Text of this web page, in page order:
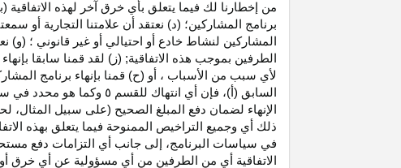
من إخطارنا لك فيما يتعلق بأي خرق آخر لهذه
برنامج المشاركين؛ (د) نعتقد أن علامتنا التجارية
المشاركين لنشاط خادع أو احتيالي أو غير قانوني ؛ (و)
الطرفين بموجب هذه الاتفاقية; (ز) لقد قمنا سابقا
لأي سبب من الأسباب ، أو (ح) قمنا بإنهاء برنامج
السابق (أ)، فإن أي
الإنهاء لضمان دفع المبلغ الصحيح (على سبيل المثال،
ذلك أي وجميع التراخيص الممنوحة فيما يتعلق بهذه
في سياسات البرنامج، إلى جانب أي التزامات دفع
الاتفاقية أي من الطرفين من أي مسؤولية عن أي خرق